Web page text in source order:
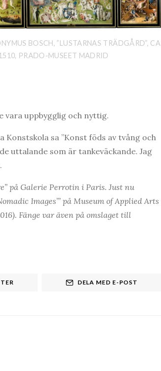
BOSCH, ”LUSTARNAS TRÄDGÅRD”, CA
PRADO-MUSEET MADRID
vara uppbygglig och nyttig.
Konstskola sa ”Konst föds av tvång och
uttalande som är tankeväckande. Jag
på Galerie Perrotin i Paris. Just nu
Images’” på Museum of Applied Arts
Fänge var även på omslaget till
DELA MED E-POST